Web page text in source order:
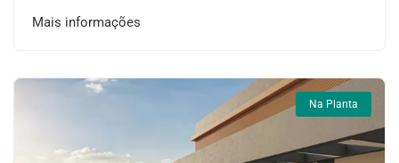
Mais informações
Na Planta